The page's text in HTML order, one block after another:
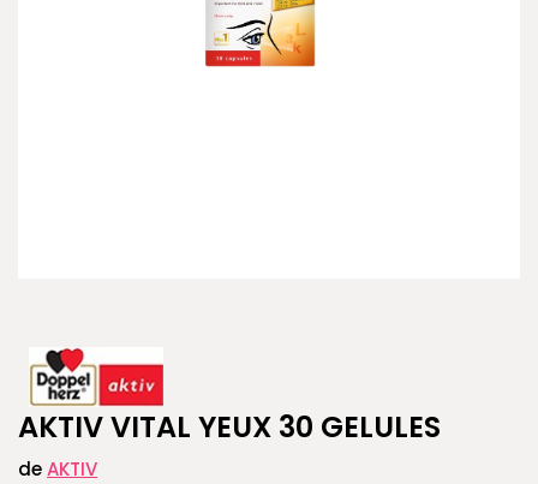
AKTIV VITAL YEUX 30 GELULES
deAKTIV